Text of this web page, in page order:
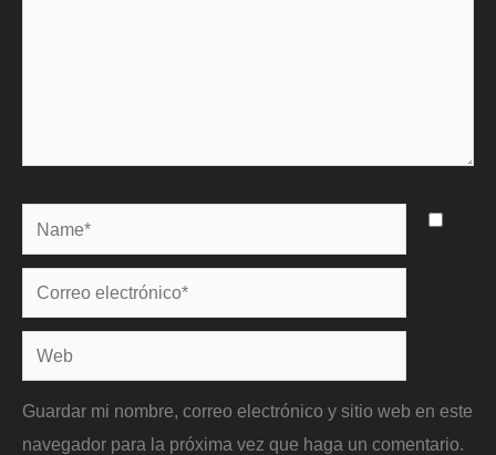
Name*
Correo
electrónico*
Web
Guardar mi nombre, correo electrónico y sitio web en este
navegador para la próxima vez que haga un comentario.